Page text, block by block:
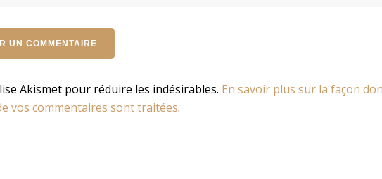
Akismet pour réduire les indésirables. En savoir plus sur la façon
vos commentaires sont traitées.